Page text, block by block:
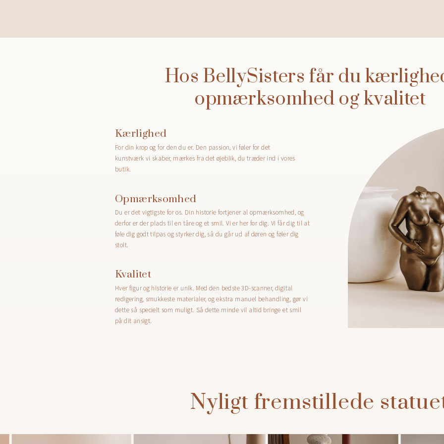
Hver figur og historie er unik. Med den bedste 3D-scanner, digital
redigering, smukkeste materialer, og ekstra manuel behandling, gør vi
dette så specielt som muligt. Så dette minde vil altid bringe et smil
på dit ansigt.
Kvalitet
Du er det vigtigste for os. Din historie fortjener al opmærksomhed, og
derfor er der plads til en tåre og et smil. Vi er her for dig. Vi får dig til at
føle dig godt tilpas og styrker dig, så du går ud af døren og føler dig
stolt.
Opmærksomhed
For din krop og for den du er. Den passion, vi føler for det
kunstværk vi skaber, mærkes fra det øjeblik, du træder ind i vores
butik.
Kærlighed
Hos BellySisters får du
opmærksomhed og kvalitet
Nyligt fremstillede